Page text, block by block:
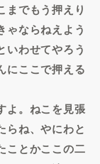
までもう押えり
ゃならねえよう
いわせてやろう
にここで押える
よ。ねこを見張
らね、やにわと
ことかここの二